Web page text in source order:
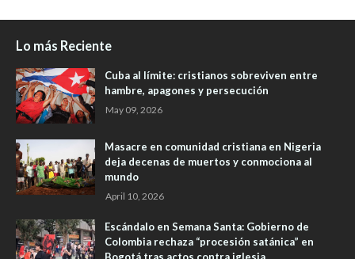
Lo más Reciente
Cuba al límite: cristianos sobreviven entre
hambre, apagones y persecución
May 09, 2026
Masacre en comunidad cristiana en Nigeria
deja decenas de muertos y conmociona al
mundo
April 10, 2026
Escándalo en Semana Santa: Gobierno de
Colombia rechaza “procesión satánica” en